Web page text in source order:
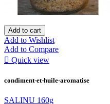
Add to cart
Add to Wishlist
Add to Compare
 Quick view
condiment-et-huile-aromatise
SALINU 160g